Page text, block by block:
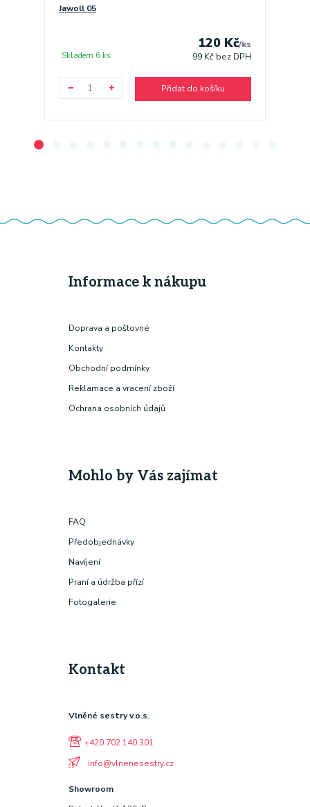
Jawoll 05
120 Kč/ks
99 Kč bez DPH
Skladem 6 ks
Přidat do košíku
Informace k nákupu
Doprava a poštovné
Kontakty
Obchodní podmínky
Reklamace a vracení zboží
Ochrana osobních údajů
Mohlo by Vás zajímat
FAQ
Předobjednávky
Navíjení
Praní a údržba přízí
Fotogalerie
Kontakt
Vlněné sestry v.o.s.
+420 702 140 301
info@vlnenesestry.cz
Showroom